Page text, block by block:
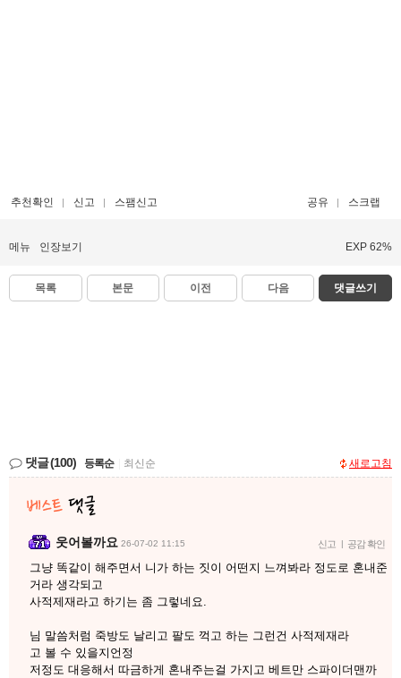
추천확인 신고 스팸신고 공유 스크랩
메뉴 인장보기 EXP 62%
목록 본문 이전 다음 댓글쓰기
댓글(100) 등록순 최신순 새로고침
웃어볼까요 26-07-02 11:15 신고 공감 확인
그냥 똑같이 해주면서 니가 하는 짓이 어떤지 느껴봐라 정도로 혼내준
거라 생각되고
사적제재라고 하기는 좀 그렇네요.
님 말씀처럼 죽방도 날리고 팔도 꺽고 하는 그런건 사적제재라
고 볼 수 있을지언정
저정도 대응해서 따금하게 혼내주는걸 가지고 베트만 스파이더맨까